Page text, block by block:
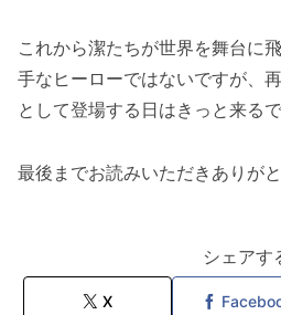
これから潔たちが世界を舞台に
手なヒーローではないですが、
として登場する日はきっと来るで
最後までお読みいただきありが
シェアす
X